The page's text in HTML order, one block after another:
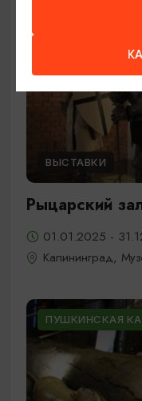
ВЫСТАВКИ
Рыцарский
01.01.2025 -
Калининград,
ПУШКИНСКАЯ